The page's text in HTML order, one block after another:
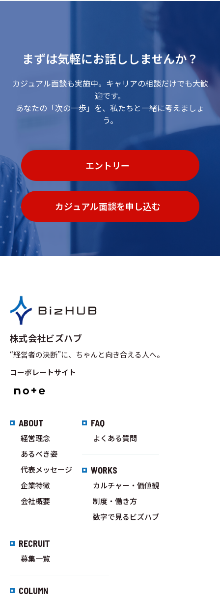
まずは気軽にお話ししませんか？
カジュアル面談も実施中。キャリアの相談だけでも大歓
迎です。
あなたの「次の一歩」を、私たちと一緒に考えましょ
う。
エントリー
カジュアル面談を申し込む
株式会社ビズハブ
“経営者の決断”に、ちゃんと向き合える人へ。
コーポレートサイト
ABOUT
経営理念
あるべき姿
代表メッセージ
企業特徴
会社概要
FAQ
よくある質問
WORKS
カルチャー・価値観
制度・働き方
数字で見るビズハブ
RECRUIT
募集一覧
COLUMN